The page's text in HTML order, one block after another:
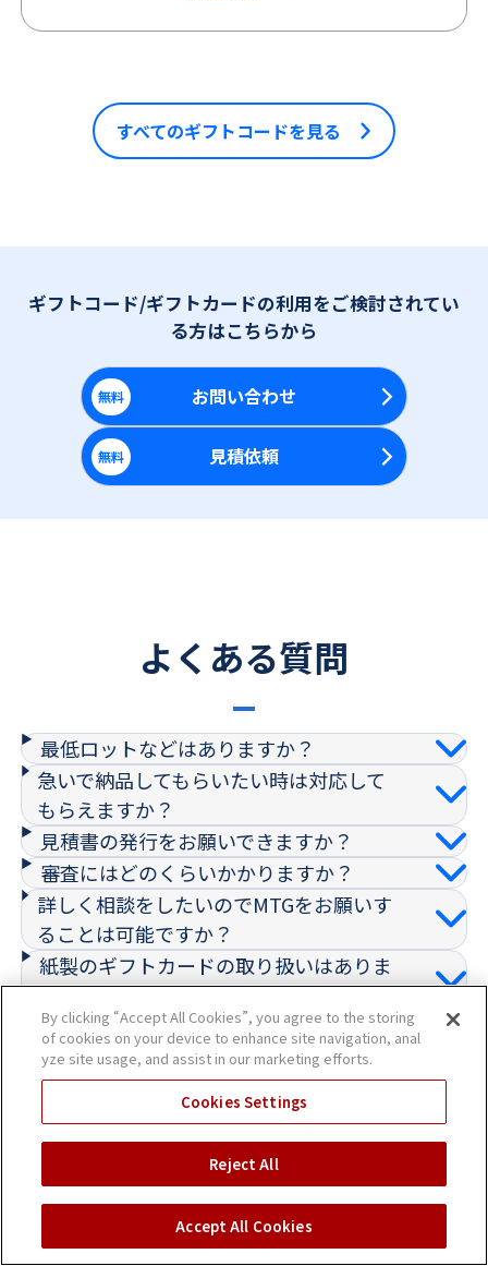
すべてのギフトコードを見る
ギフトコード/ギフトカードの利用をご検討されてい
る方はこちらから
無料 お問い合わせ
無料 見積依頼
よくある質問
最低ロットなどはありますか？
急いで納品してもらいたい時は対応して
もらえますか？
見積書の発行をお願いできますか？
審査にはどのくらいかかりますか？
詳しく相談をしたいのでMTGをお願いす
ることは可能ですか？
紙製のギフトカードの取り扱いはありま
すか？
よくある質問へ
無料相談
By clicking “Accept All Cookies”, you agree to the storing
of cookies on your device to enhance site navigation, anal
yze site usage, and assist in our marketing efforts.
Cookies Settings
Reject All
Accept All Cookies